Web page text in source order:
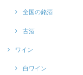
全国の銘酒
古酒
ワイン
白ワイン